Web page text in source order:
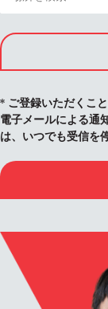
* ご登録いただくこと
電子メールによる通
は、いつでも受信を